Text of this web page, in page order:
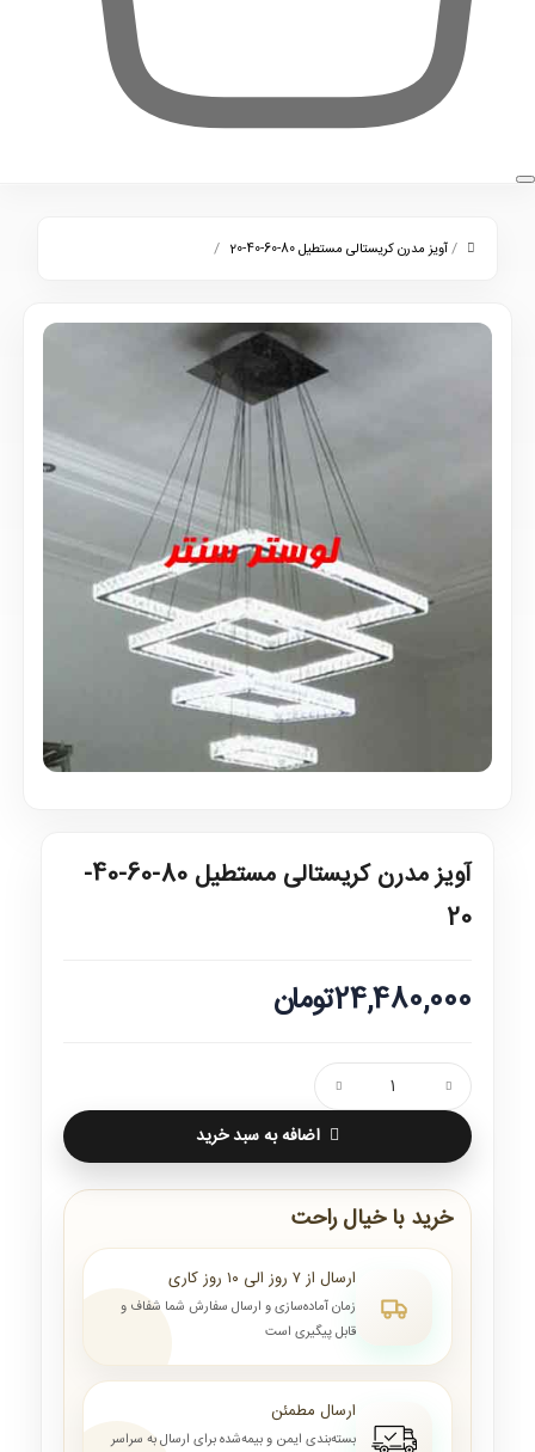
/آویز مدرن کریستالی مستطیل 80-60-40-20 /
آویز مدرن کریستالی مستطیل 80-60-40-
20
24,480,000تومان
اضافه به سبد خرید
خرید با خیال راحت
ارسال از ۷ روز الی ۱۰ روز کاری
زمان آماده‌سازی و ارسال سفارش شما شفاف و
قابل پیگیری است
ارسال مطمئن
بسته‌بندی ایمن و بیمه‌شده برای ارسال به سراسر